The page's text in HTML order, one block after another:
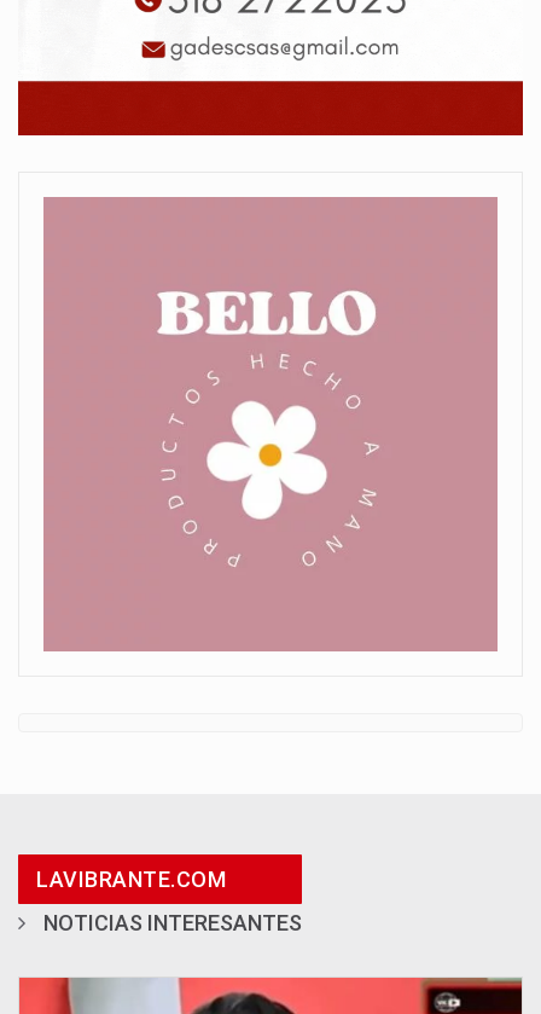
LAVIBRANTE.COM
NOTICIAS INTERESANTES